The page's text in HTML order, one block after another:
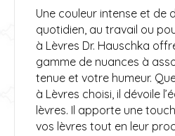
Une couleur intense et de
quotidien, au travail ou
à Lèvres Dr. Hauschka
gamme de nuances à
tenue et votre humeur.
à Lèvres choisi, il dévoile
lèvres. Il apporte une
vos lèvres tout en leur